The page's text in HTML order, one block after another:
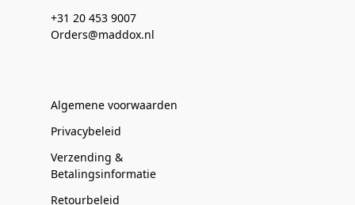
+31 20 453 9007
Orders@maddox.nl
Algemene voorwaarden
Privacybeleid
Verzending &
Betalingsinformatie
Retourbeleid